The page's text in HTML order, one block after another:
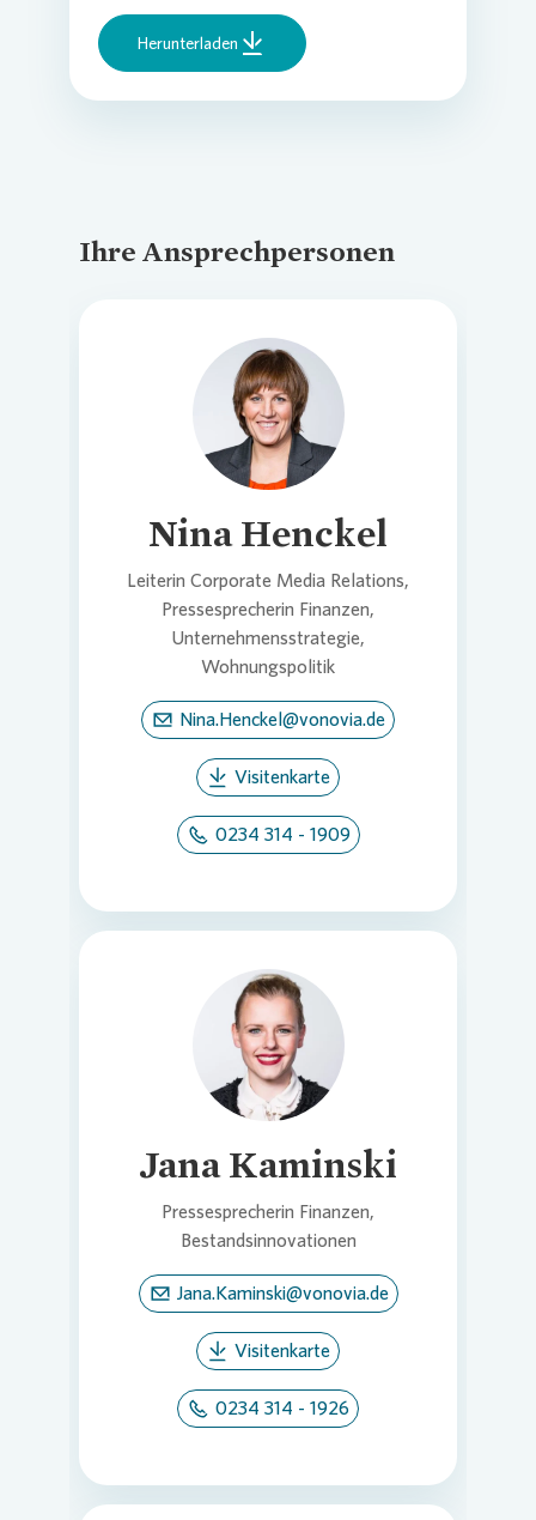
Herunterladen
Ihre Ansprechpersonen
Loading...
Nina Henckel
Leiterin Corporate Media Relations,
Pressesprecherin Finanzen,
Unternehmensstrategie,
Wohnungspolitik
Nina.Henckel@vonovia.de
Visitenkarte
0234 314 - 1909
Loading...
Jana Kaminski
Pressesprecherin Finanzen,
Bestandsinnovationen
Jana.Kaminski@vonovia.de
Visitenkarte
0234 314 - 1926